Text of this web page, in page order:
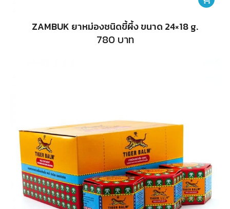
ZAMBUK ยาหม่องชนิดขี้ผึ้ง ขนาด 24×18 g.
780บาท